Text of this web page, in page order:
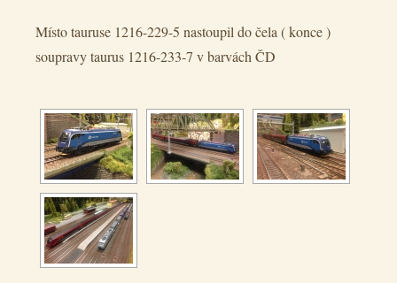
Místo tauruse 1216-229-5 nastoupil do čela ( konce )
soupravy taurus 1216-233-7 v barvách ČD